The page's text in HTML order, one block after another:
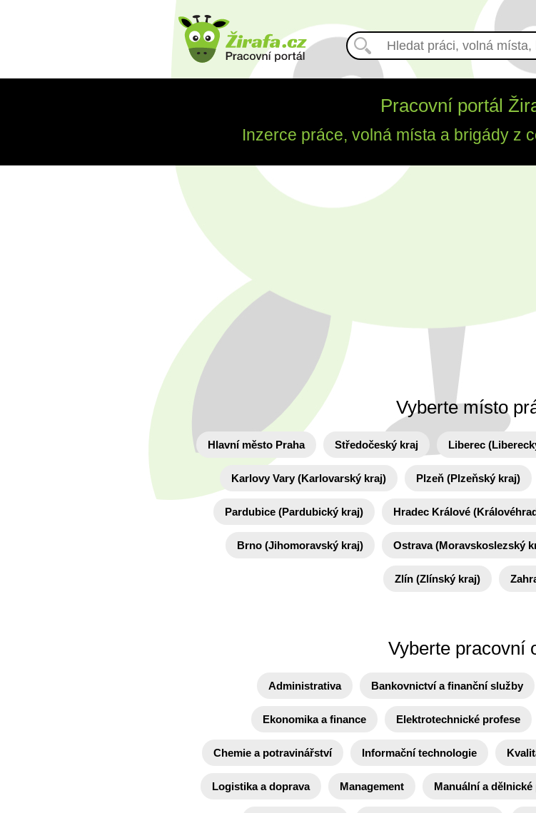
Pracovní portál
Inzerce práce, volná místa a brigády
Vyberte místo
Hlavní město Praha Středočeský kraj Liberec
Karlovy Vary (Karlovarský kraj) Plzeň (Plzeňský kraj)
Pardubice (Pardubický kraj) Hradec Králové
Brno (Jihomoravský kraj) Ostrava (Moravskoslezský
Zlín (Zlínský kraj)
Vyberte pracovní
Administrativa Bankovnictví a finanční služby
Ekonomika a finance Elektrotechnické profese
Chemie a potravinářství Informační technologie
Logistika a doprava Management Manuální a dělnické